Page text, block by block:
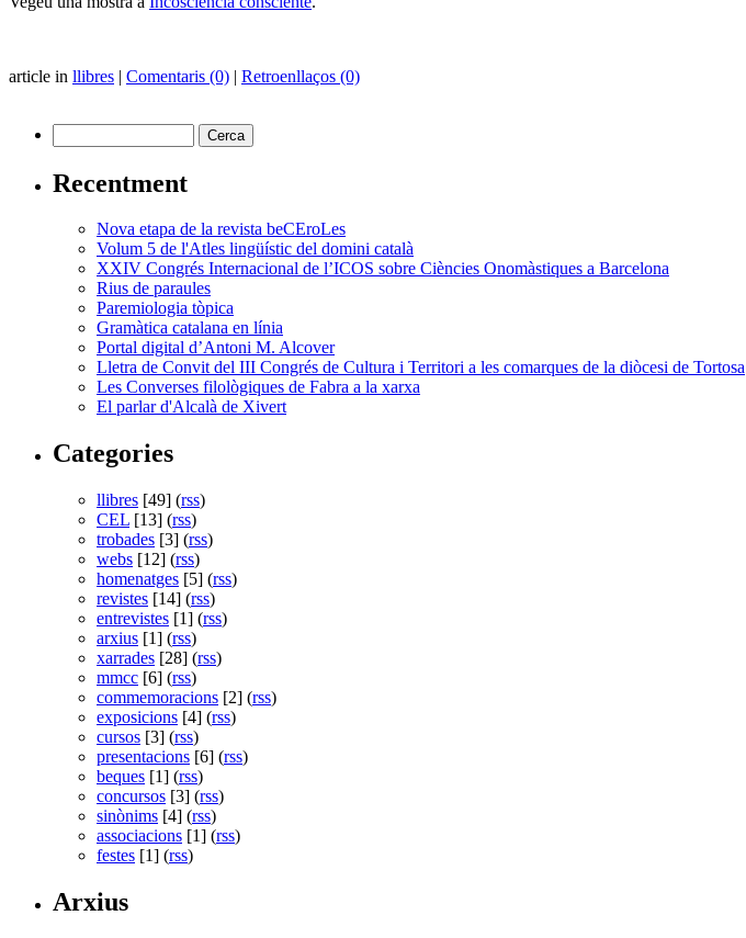
article in llibres | Comentaris (0) | Retroenllaços (0)
Recentment
Nova etapa de la revista beCEroLes
Volum 5 de l'Atles lingüístic del domini català
XXIV Congrés Internacional de l’ICOS sobre Ciències Onomàstiques a Barcelona
Rius de paraules
Paremiologia tòpica
Gramàtica catalana en línia
Portal digital d’Antoni M. Alcover
Lletra de Convit del III Congrés de Cultura i Territori a les comarques de la diòcesi de Tortosa
Les Converses filològiques de Fabra a la xarxa
El parlar d'Alcalà de Xivert
Categories
llibres [49] (rss)
CEL [13] (rss)
trobades [3] (rss)
webs [12] (rss)
homenatges [5] (rss)
revistes [14] (rss)
entrevistes [1] (rss)
arxius [1] (rss)
xarrades [28] (rss)
mmcc [6] (rss)
commemoracions [2] (rss)
exposicions [4] (rss)
cursos [3] (rss)
presentacions [6] (rss)
beques [1] (rss)
concursos [3] (rss)
sinònims [4] (rss)
associacions [1] (rss)
festes [1] (rss)
Arxius